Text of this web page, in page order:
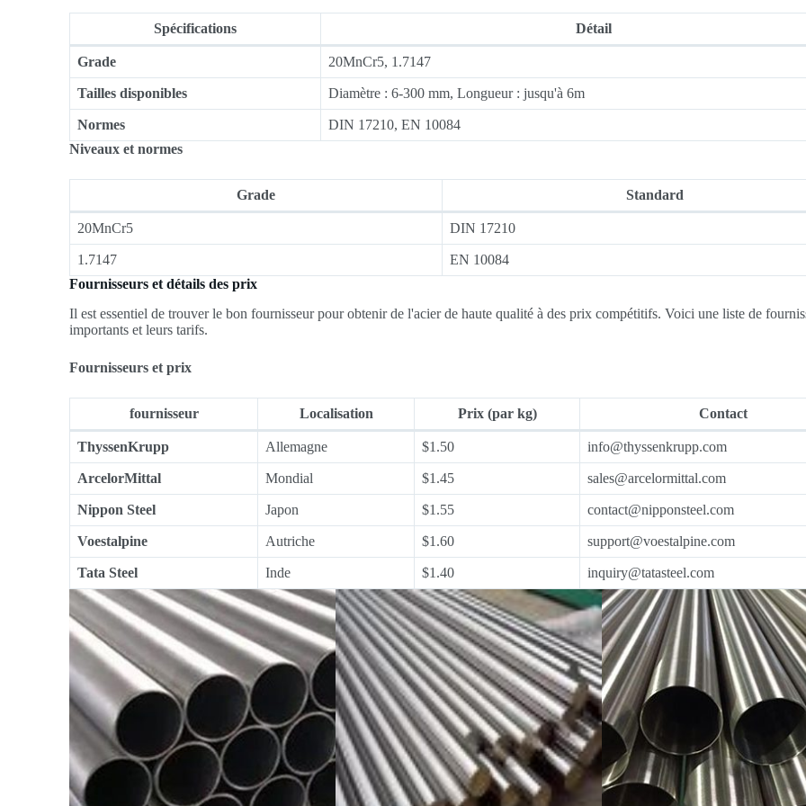
Spécifications Détail
Grade 20MnCr5, 1.7147
Tailles disponibles Diamètre : 6-300 mm, Longueur : jusqu'à 6m
Normes
DIN 17210, EN 10084
Niveaux et normes
Grade Standard
20MnCr5 DIN 17210
1.7147
EN 10084
Fournisseurs et détails des prix
Il est essentiel de trouver le bon fournisseur pour obtenir de l'acier de haute qualité à des prix compétitifs. Voici une liste de
importants et leurs tarifs.
Fournisseurs et prix
fournisseur Localisation Prix (par kg) Contact
ThyssenKrupp Allemagne $1.50 info@thyssenkrupp.com
ArcelorMittal Mondial $1.45 sales@arcelormittal.com
Nippon Steel Japon $1.55 contact@nipponsteel.com
Voestalpine Autriche $1.60 support@voestalpine.com
Tata Steel Inde $1.40 inquiry@tatasteel.com